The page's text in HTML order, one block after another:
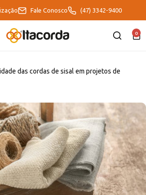
Fale Conosco (47) 3342-9400
0
das cordas de sisal em projetos de